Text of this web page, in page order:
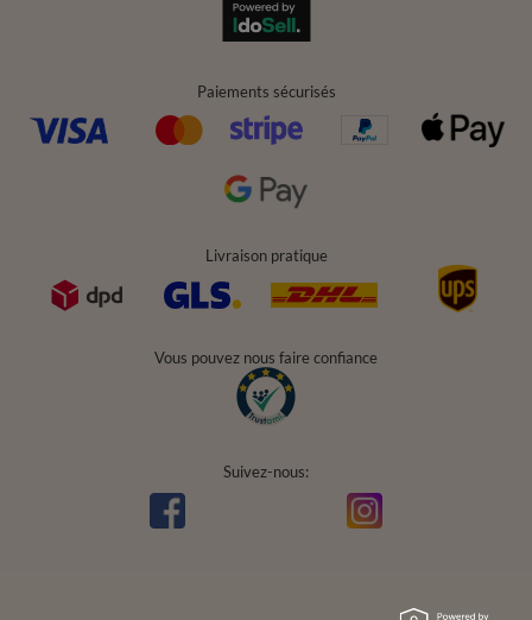
Paiements sécurisés
Livraison pratique
Vous pouvez nous faire confiance
Suivez-nous: